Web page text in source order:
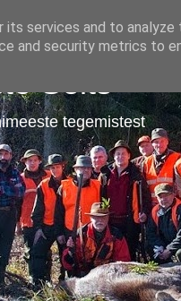
Selts
tegemistest
services and to analyze
and security metrics to